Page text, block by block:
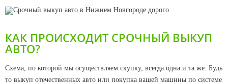
КАК ПРОИСХОДИТ СРОЧНЫЙ ВЫКУП
АВТО?
Схема, по которой мы осуществляем скупку, всегда одна и та же. Будь
то выкуп отечественных авто или покупка вашей машины по системе